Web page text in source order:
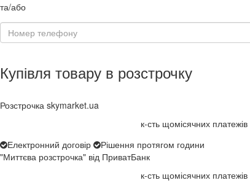
та/або
Купівля товару в розстрочку
Розстрочка skymarket.ua
к-сть щомісячних платежів
Електронний договір
Рішення протягом години
"Миттєва розстрочка" від ПриватБанк
к-сть щомісячних платежів